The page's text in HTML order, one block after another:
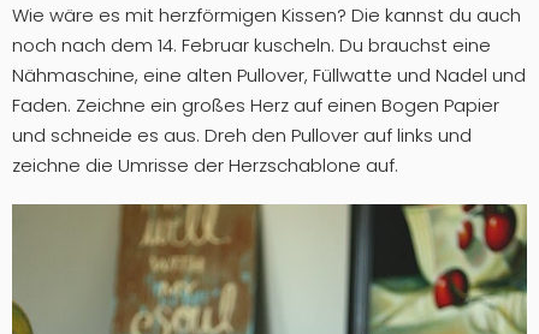
Wie wäre es mit herzförmigen Kissen? Die kannst du auch
noch nach dem 14. Februar kuscheln. Du brauchst eine
Nähmaschine, eine alten Pullover, Füllwatte und Nadel und
Faden. Zeichne ein großes Herz auf einen Bogen Papier
und schneide es aus. Dreh den Pullover auf links und
zeichne die Umrisse der Herzschablone auf.